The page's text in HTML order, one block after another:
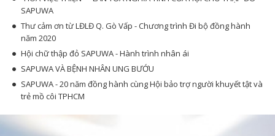
SAPUWA
Thư cảm ơn từ LĐLĐ Q. Gò Vấp - Chương trình Đi bộ đồng hành
năm 2020
Hội chữ thập đỏ SAPUWA - Hành trình nhân ái
SAPUWA VÀ BỆNH NHÂN UNG BƯỚU
SAPUWA - 20 năm đồng hành cùng Hội bảo trợ người khuyết tật và
trẻ mồ côi TPHCM